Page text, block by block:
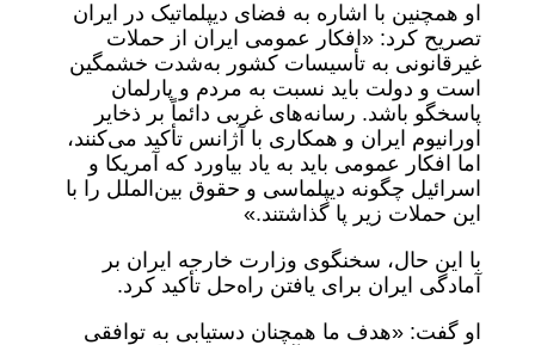
او همچنین با اشاره به فضای دیپلماتیک در ایران
تصریح کرد: «افکار عمومی ایران از حملات
غیرقانونی به تأسیسات کشور به‌شدت خشمگین
است و دولت باید نسبت به مردم و پارلمان
پاسخگو باشد. رسانه‌های غربی دائماً بر ذخایر
اورانیوم ایران و همکاری با آژانس تأکید می‌کنند،
اما افکار عمومی باید به یاد بیاورد که آمریکا و
اسرائیل چگونه دیپلماسی و حقوق بین‌الملل را با
این حملات زیر پا گذاشتند.»
با این حال، سخنگوی وزارت خارجه ایران بر
آمادگی ایران برای یافتن راه‌حل تأکید کرد.
او گفت: «هدف ما همچنان دستیابی به توافقی